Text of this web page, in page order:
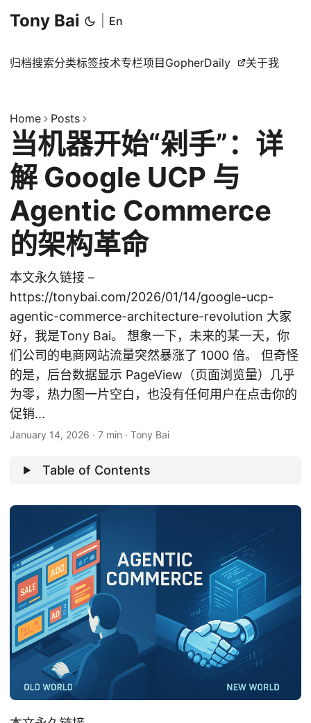
Tony Bai En
归档搜索分类标签技术专栏项目 GopherDaily 关于我
Home Posts
当机器开始“剁手”：详
解 Google UCP 与
Agentic Commerce
的架构革命
本文永久链接 –
https://tonybai.com/2026/01/14/google-ucp-
agentic-commerce-architecture-revolution 大家
好，我是Tony Bai。 想象一下，未来的某一天，你
们公司的电商网站流量突然暴涨了 1000 倍。 但奇怪
的是，后台数据显示 PageView（页面浏览量）几乎
为零，热力图一片空白，也没有任何用户在点击你的
促销...
January 14, 2026 · 7 min · Tony Bai
Table of Contents